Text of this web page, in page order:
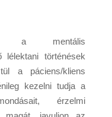
a mentális
lélektani történések
a páciens/kliens
kezelni tudja a
érzelmi